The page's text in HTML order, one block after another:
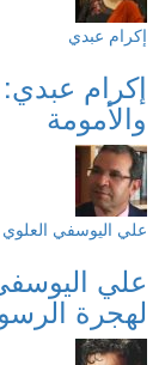
إكرام عبدي
إكرام
والأمومة
علي اليوسفي العلوي
علي
لهجرة